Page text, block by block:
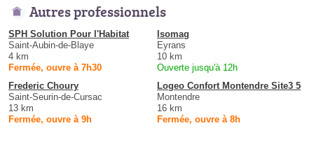
Autres professionnels
SPH Solution Pour l'Habitat
Saint-Aubin-de-Blaye
4 km
Fermée, ouvre à 7h30
Isomag
Eyrans
10 km
Ouverte jusqu'à 12h
Frederic Choury
Saint-Seurin-de-Cursac
13 km
Fermée, ouvre à 9h
Logeo Confort Montendre Site3 5
Montendre
16 km
Fermée, ouvre à 8h